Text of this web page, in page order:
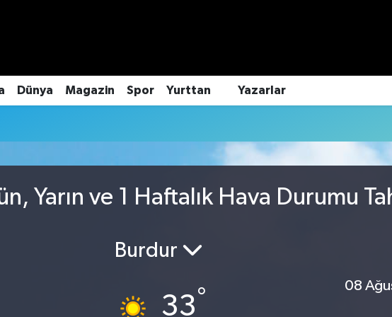
Dünya Magazin Spor Yurttan Yazarlar
Yarın ve 1 Haftalık Hava Durumu
Burdur
33°
08